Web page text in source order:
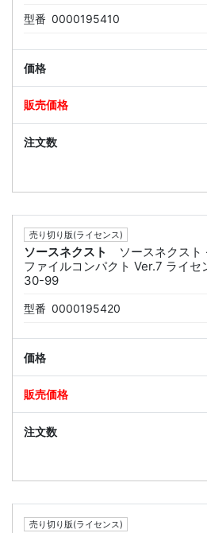
型番 0000195410
売り切り版(ライセンス)
ソースネクスト
ソースネクス
ファイルコンパクト Ver.7 ライセ
30-99
型番 0000195420
売り切り版(ライセンス)